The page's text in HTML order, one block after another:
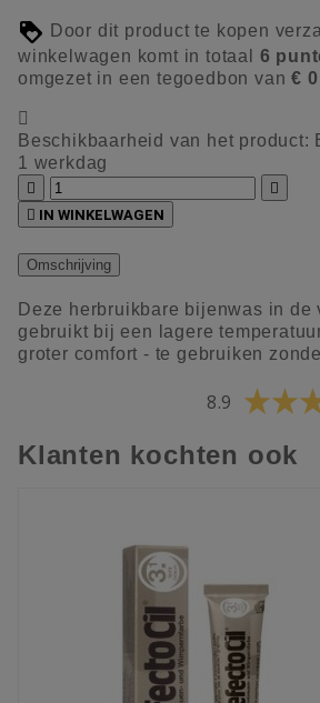
Door dit product te kopen
winkelwagen komt in totaal 6
omgezet in een tegoedbon van€

Beschikbaarheid van het product:
1 werkdag


 IN WINKELWAGEN
Omschrijving
Deze herbruikbare bijenwas in de
gebruikt bij een lagere
groter comfort - te gebruiken
8.9
Klanten kochten ook